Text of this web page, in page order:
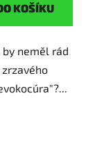
KOŠÍKU
by neměl rád
zrzavého